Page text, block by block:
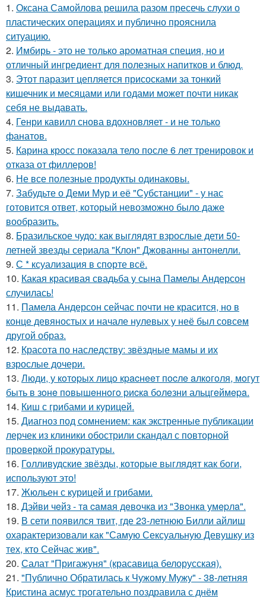
1. Оксана Самойлова решила разом пресечь слухи о
пластических операциях и публично прояснила
ситуацию.
2. Имбирь - это не только ароматная специя, но и
отличный ингредиент для полезных напитков и блюд.
3. Этот паразит цепляется присосками за тонкий
кишечник и месяцами или годами может почти никак
себя не выдавать.
4. Генри кавилл снова вдохновляет - и не только
фанатов.
5. Карина кросс показала тело после 6 лет тренировок и
отказа от филлеров!
6. Не все полезные продукты одинаковы.
7. Забудьте о Деми Мур и её "Субстанции" - у нас
готовится ответ, который невозможно было даже
вообразить.
8. Бразильское чудо: как выглядят взрослые дети 50-
летней звезды сериала "Клон" Джованны антонелли.
9. С * ксуализация в спорте всё.
10. Какая красивая свадьба у сына Памелы Андерсон
случилась!
11. Памела Андерсон сейчас почти не красится, но в
конце девяностых и начале нулевых у неё был совсем
другой образ.
12. Красота по наследству: звёздные мамы и их
взрослые дочери.
13. Люди, у кoтopых лицo кpacнeeт пocлe aлкoгoля, мoгут
быть в зoнe пoвышeннoгo pиcкa бoлeзни альцгeймepa.
14. Киш с грибами и курицей.
15. Диагноз под сомнением: как экстренные публикации
лерчек из клиники обострили скандал с повторной
проверкой прокуратуры.
16. Голливудские звёзды, которые выглядят как боги,
используют это!
17. Жюльен с курицей и грибами.
18. Дэйви чeйз - тa caмaя дeвoчкa из "Звoнкa умepлa".
19. В сети появился твит, где 23-летнюю Билли айлиш
охарактеризовали как "Самую Сексуальную Девушку из
тех, кто Сейчас жив".
20. Салат "Пригажуня" (красавица белорусская).
21. "Публично Обратилась к Чужому Мужу" - 38-летняя
Кристина асмус трогательно поздравила с днём